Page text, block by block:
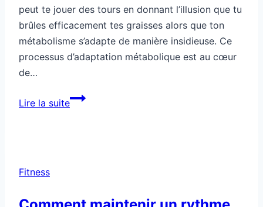
peut te jouer des tours en donnant l’illusion que tu
brûles efficacement tes graisses alors que ton
métabolisme s’adapte de manière insidieuse. Ce
processus d’adaptation métabolique est au cœur
de…
Lire la suiteTon
Fitness